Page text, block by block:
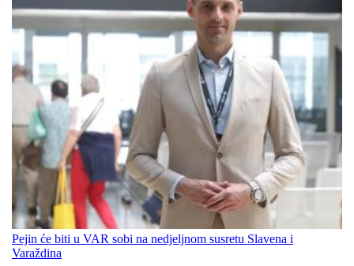
Pejin će biti u VAR sobi na nedjeljnom susretu Slavena i
Varaždina